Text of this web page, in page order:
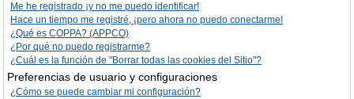
Me he registrado ¡y no me puedo identificar!
Hace un tiempo me registré, ¡pero ahora no puedo conectarme!
¿Qué es COPPA? (APPCO)
¿Por qué no puedo registrarme?
¿Cuál es la función de "Borrar todas las cookies del Sitio"?
Preferencias de usuario y configuraciones
¿Cómo se puede cambiar mi configuración?